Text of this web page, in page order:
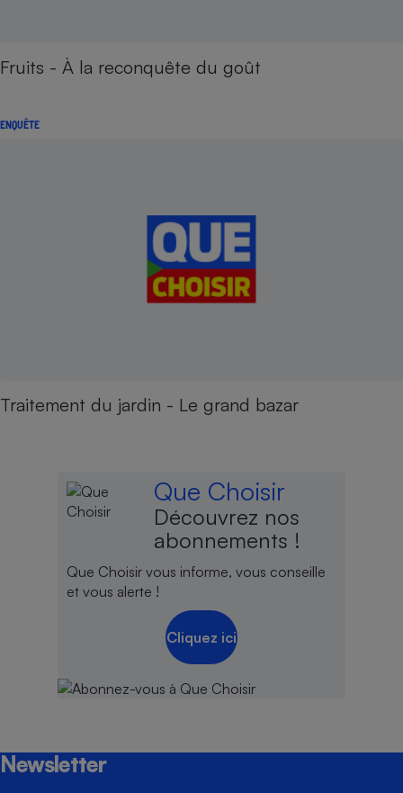
Fruits - À la reconquête du goût
ENQUÊTE
Traitement du jardin - Le grand bazar
Que Choisir
Découvrez nos
abonnements !
Que Choisir vous informe, vous conseille
et vous alerte !
Cliquez ici
Newsletter